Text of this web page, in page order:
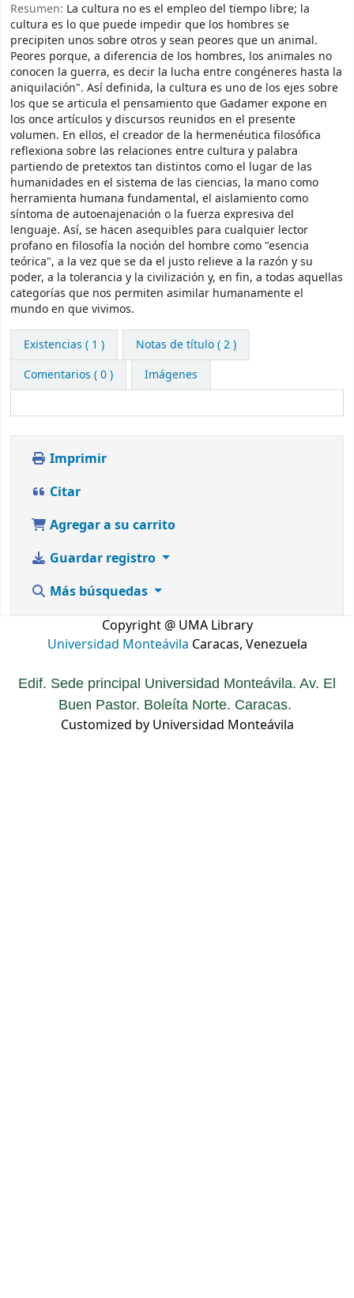
Resumen: La cultura no es el empleo del tiempo libre; la
cultura es lo que puede impedir que los hombres se
precipiten unos sobre otros y sean peores que un animal.
Peores porque, a diferencia de los hombres, los animales no
conocen la guerra, es decir la lucha entre congéneres hasta la
aniquilación". Así definida, la cultura es uno de los ejes sobre
los que se articula el pensamiento que Gadamer expone en
los once artículos y discursos reunidos en el presente
volumen. En ellos, el creador de la hermenéutica filosófica
reflexiona sobre las relaciones entre cultura y palabra
partiendo de pretextos tan distintos como el lugar de las
humanidades en el sistema de las ciencias, la mano como
herramienta humana fundamental, el aislamiento como
síntoma de autoenajenación o la fuerza expresiva del
lenguaje. Así, se hacen asequibles para cualquier lector
profano en filosofía la noción del hombre como "esencia
teórica", a la vez que se da el justo relieve a la razón y su
poder, a la tolerancia y la civilización y, en fin, a todas aquellas
categorías que nos permiten asimilar humanamente el
mundo en que vivimos.
Existencias ( 1 )
Notas de título ( 2 )
Comentarios ( 0 )
Imágenes
Imprimir
Citar
Agregar a su carrito
Guardar registro
Más búsquedas
Copyright @ UMA Library
Universidad Monteávila Caracas, Venezuela
Edif. Sede principal Universidad Monteávila. Av. El
Buen Pastor. Boleíta Norte. Caracas.
Customized by Universidad Monteávila